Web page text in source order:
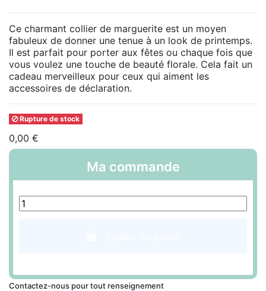
Ce charmant collier de marguerite est un moyen
fabuleux de donner une tenue à un look de printemps.
Il est parfait pour porter aux fêtes ou chaque fois que
vous voulez une touche de beauté florale. Cela fait un
cadeau merveilleux pour ceux qui aiment les
accessoires de déclaration.
Rupture de stock
0,00 €
Ma commande
Contactez-nous pour tout renseignement